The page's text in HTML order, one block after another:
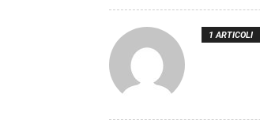
1 ARTICOLI